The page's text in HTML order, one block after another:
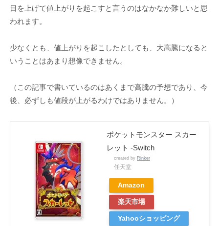
目を上げて値上がりを起こすと言うのはなかなか難しいと思
われます。
少なくとも、値上がりを起こしたとしても、大高騰になると
いうことはあまり想像できません。
（この記事で書いているのはあくまで高騰の予想であり、今
後、必ずしも値段が上がるわけではありません。）
ポケットモンスター スカー
レット -Switch
created by Rinker
任天堂
Amazon
楽天市場
Yahooショッピング